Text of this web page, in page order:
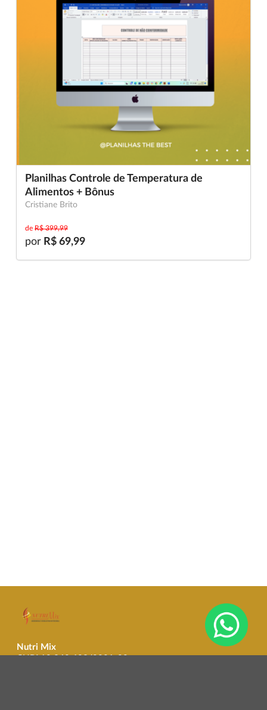
Planilhas Controle de Temperatura de
Alimentos + Bônus
Cristiane Brito
de R$ 399,99
por R$ 69,99
Nutri Mix